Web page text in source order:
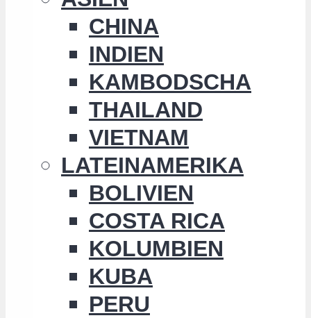
CHINA
INDIEN
KAMBODSCHA
THAILAND
VIETNAM
LATEINAMERIKA
BOLIVIEN
COSTA RICA
KOLUMBIEN
KUBA
PERU